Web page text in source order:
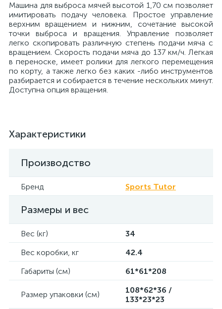
Машина для выброса мячей высотой 1,70 см позволяет
имитировать подачу человека. Простое управление
верхним вращением и нижним, сочетание высокой
точки выброса и вращения. Управление позволяет
легко скопировать различную степень подачи мяча с
вращением. Скорость подачи мяча до 137 км/ч. Легкая
в переноске, имеет ролики для легкого перемещения
по корту, а также легко без каких -либо инструментов
разбирается и собирается в течение нескольких минут.
Доступна опция вращения.
Характеристики
Производство
Бренд Sports Tutor
Размеры и вес
Вес (кг)
34
Вес коробки, кг
42.4
Габариты (см)
61*61*208
Размер упаковки (см)
108*62*36 /
133*23*23